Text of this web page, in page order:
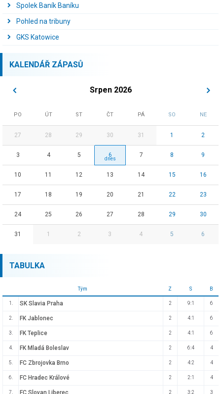
Spolek Baník Baníku
Pohled na tribuny
GKS Katowice
KALENDÁŘ ZÁPASŮ
Srpen 2026
PO ÚT ST ČT PÁ SO NE
27 28 29 30 31 1 2
3 4 5 6 7 8 9
10 11 12 13 14 15 16
17 18 19 20 21 22 23
24 25 26 27 28 29 30
31 1 2 3 4 5 6
TABULKA
Tým Z S B
1. SK Slavia Praha 2 9:1 6
2. FK Jablonec 2 4:1 6
3. FK Teplice 2 4:1 6
4. FK Mladá Boleslav 2 6:4 4
5. FC Zbrojovka Brno 2 4:2 4
6. FC Hradec Králové 2 2:1 4
7. FC Slovan Liberec 2 3:2 3